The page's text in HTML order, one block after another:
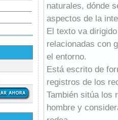
naturales, dónde
aspectos de la
El texto va
relacionadas con
el entorno.
Está escrito de
registros de los
También sitúa los
hombre y